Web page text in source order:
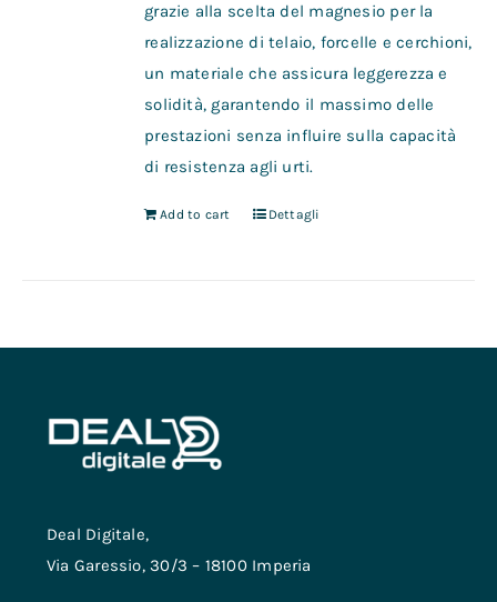
grazie alla scelta del magnesio per la
realizzazione di telaio, forcelle e cerchioni,
un materiale che assicura leggerezza e
solidità, garantendo il massimo delle
prestazioni senza influire sulla capacità
di resistenza agli urti.
Add to cart Dettagli
Deal Digitale,
Via Garessio, 30/3 – 18100 Imperia